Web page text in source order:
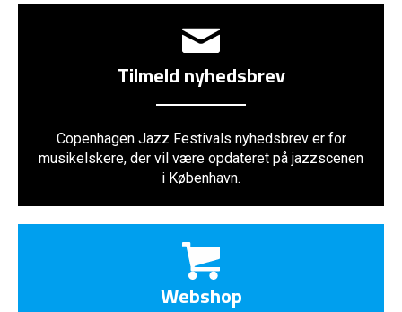
Tilmeld nyhedsbrev
Copenhagen Jazz Festivals nyhedsbrev er for
musikelskere, der vil være opdateret på jazzscenen
i København.
Webshop